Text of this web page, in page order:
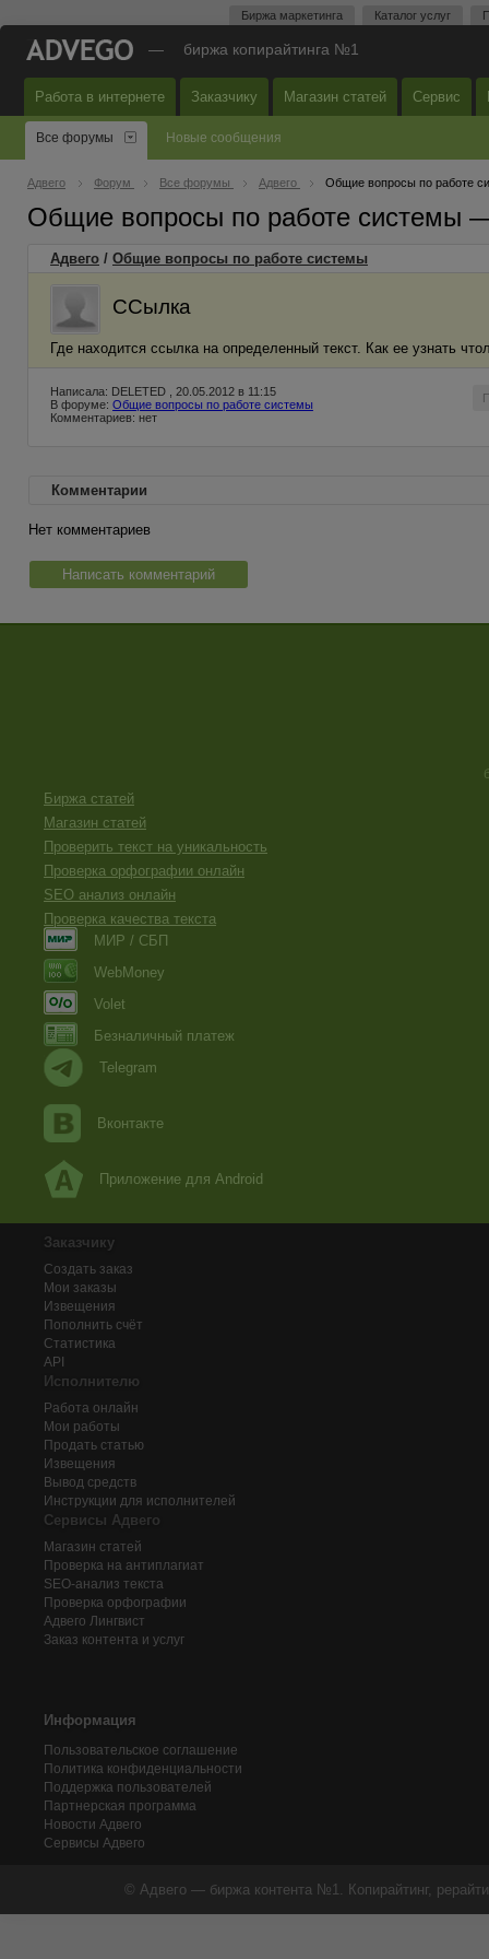
Биржа маркетинга Каталог услуг
— биржа копирайтинга №1
Работа в интернете Заказчику Магазин статей Сервис
Все форумы Новые сообщения
Адвего Форум Все форумы Адвего Общие вопросы по работе
Общие вопросы по работе системы
Адвего / Общие вопросы по работе системы
ССылка
Где находится ссылка на определенный текст. Как ее узнать
Написала: DELETED , 20.05.2012 в 11:15
В форуме: Общие вопросы по работе системы
Комментариев: нет
Комментарии
Нет комментариев
Написать комментарий
Биржа статей
Магазин статей
Проверить текст на уникальность
Проверка орфографии онлайн
SEO анализ онлайн
Проверка качества текста
МИР / СБП
WebMoney
Volet
Безналичный платеж
Telegram
Вконтакте
Приложение для Android
Заказчику
Создать заказ
Мои заказы
Извещения
Пополнить счёт
Статистика
API
Исполнителю
Работа онлайн
Мои работы
Продать статью
Извещения
Вывод средств
Инструкции для исполнителей
Сервисы Адвего
Магазин статей
Проверка на антиплагиат
SEO-анализ текста
Проверка орфографии
Адвего Лингвист
Заказ контента и услуг
Информация
Пользовательское соглашение
Политика конфиденциальности
Поддержка пользователей
Партнерская программа
Новости Адвего
Сервисы Адвего
© Адвего — биржа контента №1. Копирайтинг,